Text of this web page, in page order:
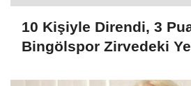
10 Kişiyle Direndi, 3
Bingölspor Zirvedeki